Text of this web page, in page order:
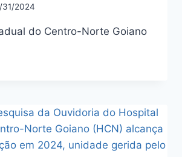
31/2024
do Centro-Norte Goiano